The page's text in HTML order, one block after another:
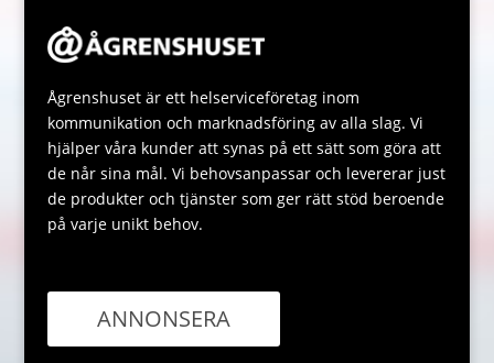
Ågrenshuset är ett helserviceföretag inom
kommunikation och marknadsföring av alla slag. Vi
hjälper våra kunder att synas på ett sätt som göra att
de når sina mål. Vi behovsanpassar och levererar just
de produkter och tjänster som ger rätt stöd beroende
på varje unikt behov.
ANNONSERA